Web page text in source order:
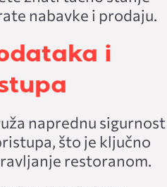
nabavke i prodaju.
što je ključno
restoranom.